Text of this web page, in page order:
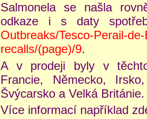
Salmonela se našla
odkaze i s daty
Outbreaks/Tesco-Perail-
recalls/(page)/9.
A v prodeji byly v
Francie, Německo,
Švýcarsko a Velká Británie.
Více informací například